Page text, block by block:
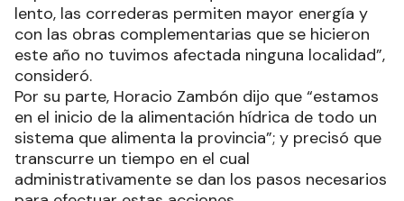
lento, las correderas permiten mayor energía y
con las obras complementarias que se hicieron
este año no tuvimos afectada ninguna localidad”,
consideró.
Por su parte, Horacio Zambón dijo que “estamos
en el inicio de la alimentación hídrica de todo un
sistema que alimenta la provincia”; y precisó que
transcurre un tiempo en el cual
administrativamente se dan los pasos necesarios